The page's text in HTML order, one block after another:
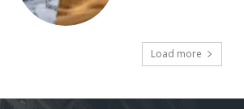
Load more